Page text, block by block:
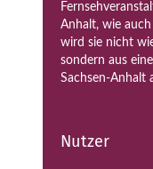
Anhalt, wie
wird sie nicht
sondern aus
Sachsen-Anhalt
Nutzer